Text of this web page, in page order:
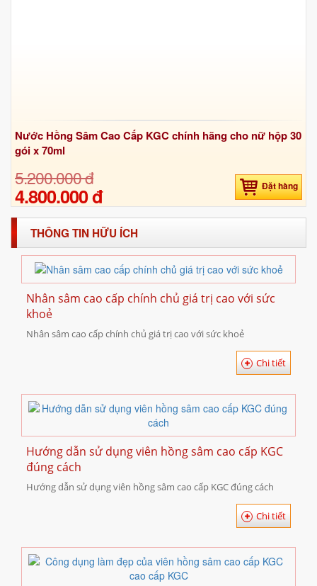
Nước Hồng Sâm Cao Cấp KGC chính hãng cho nữ hộp 30
gói x 70ml
5.200.000 đ
4.800.000 đ Đặt hàng
THÔNG TIN HỮU ÍCH
Nhân sâm cao cấp chính chủ giá trị cao với sức
khoẻ
Nhân sâm cao cấp chính chủ giá trị cao với sức khoẻ
Chi tiết
Hướng dẫn sử dụng viên hồng sâm cao cấp KGC
đúng cách
Hướng dẫn sử dụng viên hồng sâm cao cấp KGC đúng cách
Chi tiết